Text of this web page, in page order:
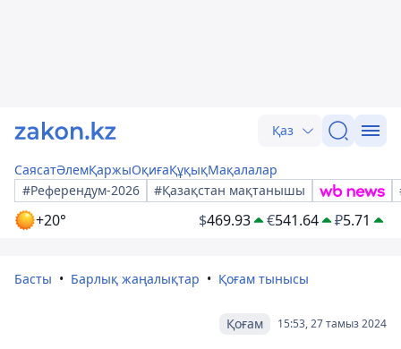
Қаз
СаясатӘлемҚаржыОқиғаҚұқықМақалалар
#Референдум-2026
#Қазақстан мақтанышы
+20° $469.93 €541.64 ₽5.71
Басты Барлық жаңалықтар Қоғам тынысы
15:53, 27 тамыз 2024
Қоғам